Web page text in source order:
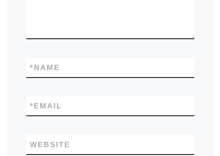
NAME
*
EMAIL
*
WEBSITE